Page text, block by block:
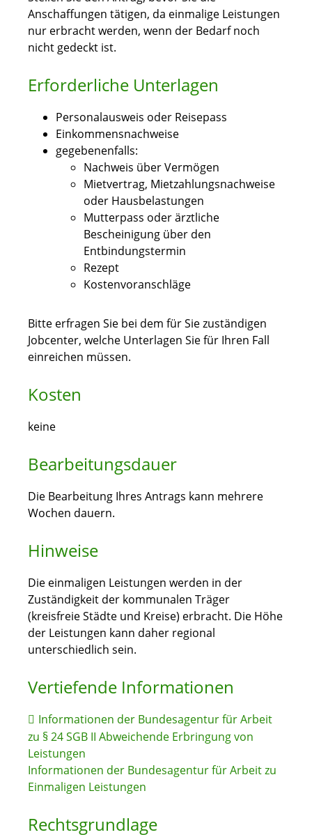
Anschaffungen tätigen, da einmalige Leistungen
nur erbracht werden, wenn der Bedarf noch
nicht gedeckt ist.
Erforderliche Unterlagen
Personalausweis oder Reisepass
Einkommensnachweise
gegebenenfalls:
Nachweis über Vermögen
Mietvertrag, Mietzahlungsnachweise
oder Hausbelastungen
Mutterpass oder ärztliche
Bescheinigung über den
Entbindungstermin
Rezept
Kostenvoranschläge
Bitte erfragen Sie bei dem für Sie zuständigen
Jobcenter, welche Unterlagen Sie für Ihren Fall
einreichen müssen.
Kosten
keine
Bearbeitungsdauer
Die Bearbeitung Ihres Antrags kann mehrere
Wochen dauern.
Hinweise
Die einmaligen Leistungen werden in der
Zuständigkeit der kommunalen Träger
(kreisfreie Städte und Kreise) erbracht. Die Höhe
der Leistungen kann daher regional
unterschiedlich sein.
Vertiefende Informationen
Informationen der Bundesagentur für Arbeit
zu § 24 SGB II Abweichende Erbringung von
Leistungen
Informationen der Bundesagentur für Arbeit zu
Einmaligen Leistungen
Rechtsgrundlage